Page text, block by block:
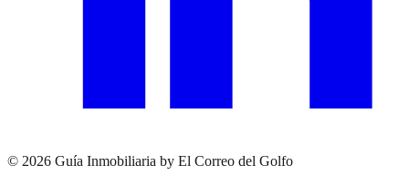
© 2026 Guía Inmobiliaria by El Correo del Golfo